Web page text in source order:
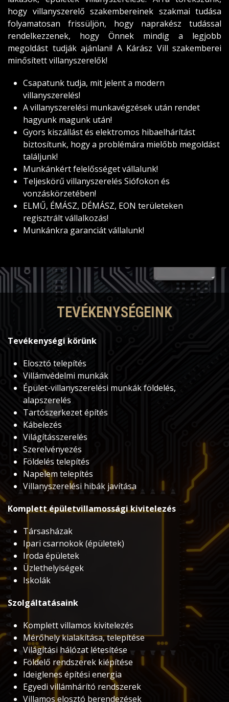
hogy villanyszerelő szakembereinek szakmai tudása
folyamatosan frissüljön, hogy naprakész tudással
rendelkezzenek, hogy Önnek mindig a legjobb
megoldást tudják ajánlani! A Kárász Vill szakemberei
minősített villanyszerelők!
Csapatunk tudja, mit jelent a modern
villanyszerelés!
A villanyszerelési munkavégzések után rendet
hagyunk magunk után!
Gyors kiszállást és elektromos hibaelhárítást
biztosítunk, hogy a problémára mielőbb megoldást
találjunk!
Munkánkért felelősséget vállalunk!
Teljeskörű villanyszerelés Siófokon és
vonzáskörzetében!
ELMŰ, ÉMÁSZ, DÉMÁSZ, EON területeken
regisztrált vállalkozás!
Munkánkra garanciát vállalunk!
TEVÉKENYSÉGEINK
Tevékenységi körünk
Elosztó telepítés
Villámvédelmi munkák
Épület-villanyszerelési munkák földelés,
alapszerelés
Tartószerkezet építés
Kábelezés
Világításszerelés
Szerelvényezés
Földelés telepítés
Napelem telepítés
Villanyszerelési hibák javítása
Komplett épületvillamossági kivitelezés
Társasházak
Ipari csarnokok (épületek)
Iroda épületek
Üzlethelyiségek
Iskolák
Szolgáltatásaink
Komplett villamos kivitelezés
Mérőhely kialakítása, telepítése
Világítási hálózat létesítése
Földelő rendszerek kiépítése
Ideiglenes építési energia
Egyedi villámhárító rendszerek
Villamos elosztó berendezések